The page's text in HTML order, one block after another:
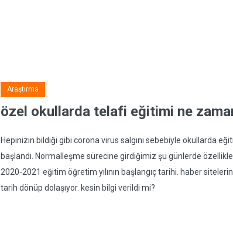
Araştırma
özel okullarda telafi eğitimi ne
Hepinizin bildiği gibi corona virus salgını sebebiyle okullarda
başlandı. Normalleşme sürecine girdiğimiz şu günlerde
2020-2021 eğitim öğretim yılının başlangıç tarihi. haber
tarih dönüp dolaşıyor. kesin bilgi verildi mi?